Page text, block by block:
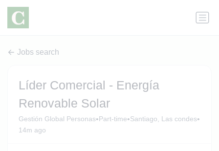
Jobs search
Líder Comercial - Energía
Renovable Solar
Gestión Global Personas•Part-time•Santiago, Las condes•
14m ago